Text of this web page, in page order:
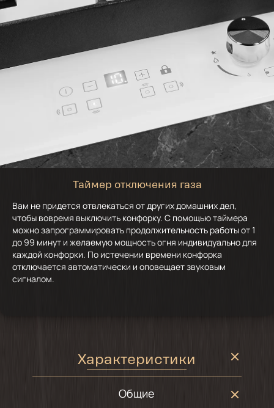
Таймер отключения газа
Вам не придется отвлекаться от других домашних дел,
чтобы вовремя выключить конфорку. С помощью таймера
можно запрограммировать продолжительность работы от 1
до 99 минут и желаемую мощность огня индивидуально для
каждой конфорки. По истечении времени конфорка
отключается автоматически и оповещает звуковым
сигналом.
Характеристики
Общие